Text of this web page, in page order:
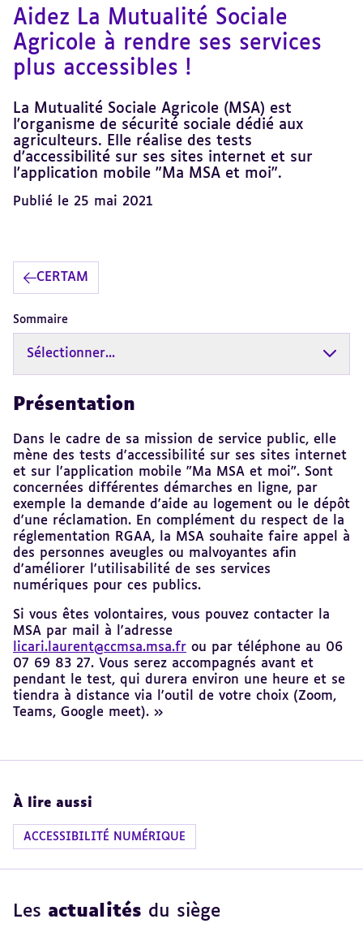
Aidez La Mutualité Sociale
Agricole à rendre ses services
plus accessibles !
La Mutualité Sociale Agricole (MSA) est
l'organisme de sécurité sociale dédié aux
agriculteurs. Elle réalise des tests
d'accessibilité sur ses sites internet et sur
l'application mobile "Ma MSA et moi".
Publié le 25 mai 2021
CERTAM
Sommaire
Sélectionner...
Présentation
Dans le cadre de sa mission de service public, elle
mène des tests d'accessibilité sur ses sites internet
et sur l'application mobile "Ma MSA et moi". Sont
concernées différentes démarches en ligne, par
exemple la demande d'aide au logement ou le dépôt
d'une réclamation. En complément du respect de la
réglementation RGAA, la MSA souhaite faire appel à
des personnes aveugles ou malvoyantes afin
d'améliorer l'utilisabilité de ses services
numériques pour ces publics.
Si vous êtes volontaires, vous pouvez contacter la
MSA par mail à l'adresse
licari.laurent@ccmsa.msa.fr ou par téléphone au 06
07 69 83 27. Vous serez accompagnés avant et
pendant le test, qui durera environ une heure et se
tiendra à distance via l'outil de votre choix (Zoom,
Teams, Google meet). »
Revenir
sommaire
À lire aussi
ACCESSIBILITÉ NUMÉRIQUE
Les actualités du siège